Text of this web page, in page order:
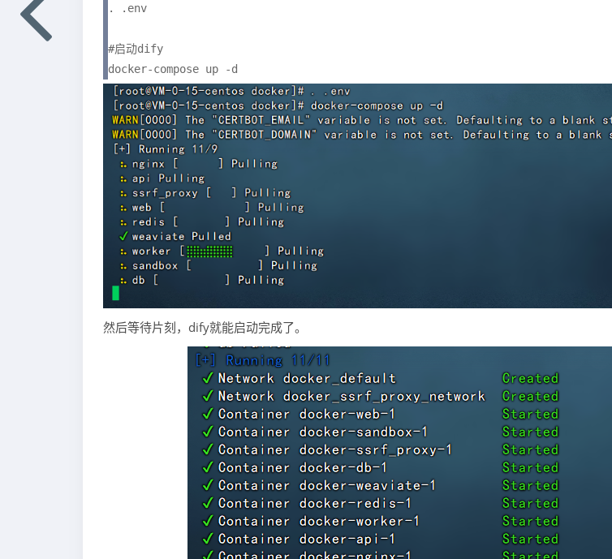
. .env
#启动dify
docker-compose up -d
然后等待片刻，dify就能启动完成了。